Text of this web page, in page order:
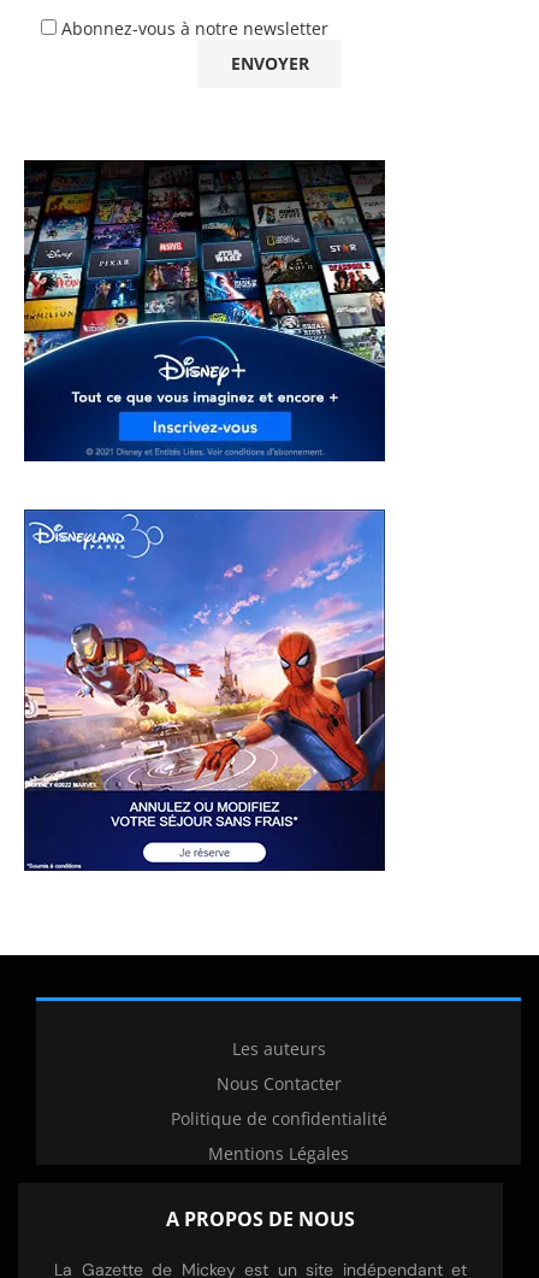
Abonnez-vous à notre newsletter
Les auteurs
Nous Contacter
Politique de confidentialité
Mentions Légales
A PROPOS DE NOUS
La Gazette de Mickey est un site indépendant et